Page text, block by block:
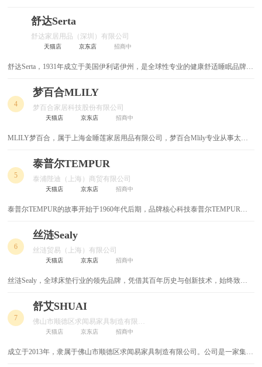
松木家具
床具 折叠床
整体衣柜
斗柜
鞋柜 定制衣柜
书架
整木定制
舒达Serta
舒达家居用品（深圳）有限公司
天猫店 京东店 招商中
舒达Serta，1931年成立于美国伊利诺伊州，是全球性专业的健康舒适睡眠品牌。
际授权经销商合作，为全世界人们提供优质睡眠解决方案。1998年，舒达正式进
入蓬勃发展的中国市场。
4
梦百合MLILY
梦百合家居科技股份有限公司
天猫店 京东店 招商中
MLILY梦百合，属于上海金睡莲家居用品有限公司，梦百合Mlily专业从事太空
5
泰普尔TEMPUR
泰浦陛迪（上海）商贸有限公司
天猫店 京东店 招商中
泰普尔TEMPUR的故事开始于1960年代后期，品牌核心科技泰普尔TEMPUR材
质。泰普尔TEMPUR是受到NASA认可并获得太空基金会认证的床垫品牌。
6
丝涟Sealy
丝涟贸易（上海）有限公司
天猫店 京东店 招商中
丝涟Sealy，全球床垫行业的领先品牌，凭借其百年历史与创新技术，始终致力
涟都能满足多样化的需求，帮助用户获得更好的睡眠质量。
7
舒艾SHUAI
佛山市顺德区求闻易家具制造有限公司
天猫店 京东店 招商中
成立于2013年，隶属于佛山市顺德区求闻易家具制造有限公司。公司是一家集设